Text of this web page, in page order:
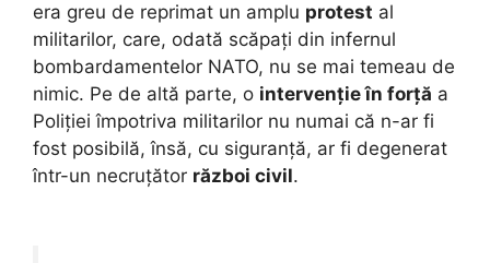
era greu de reprimat un amplu protest al
militarilor, care, odată scăpați din infernul
bombardamentelor NATO, nu se mai temeau de
nimic. Pe de altă parte, o intervenție în forță a
Poliției împotriva militarilor nu numai că n-ar fi
fost posibilă, însă, cu siguranță, ar fi degenerat
într-un necruțător război civil.